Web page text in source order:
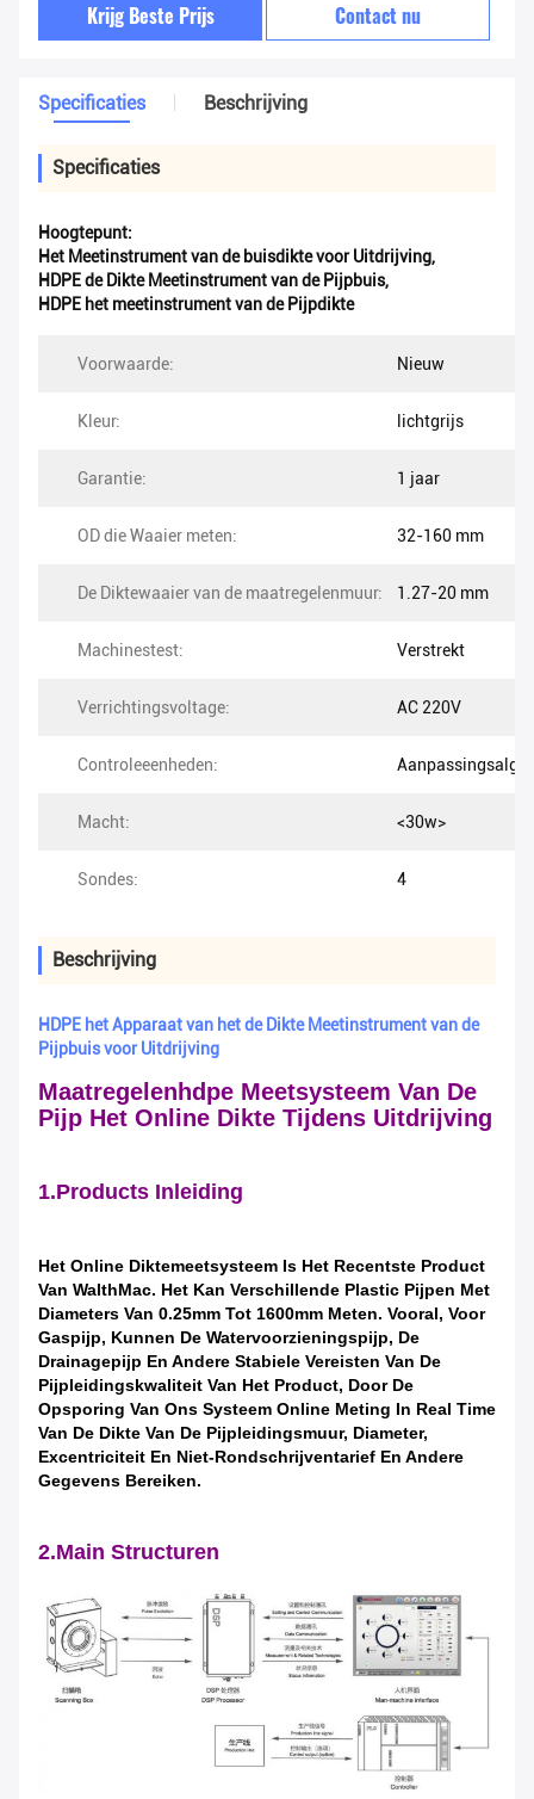
Krijg Beste Prijs Contact nu
Specificaties Beschrijving
Specificaties
Hoogtepunt:
Het Meetinstrument van de buisdikte voor Uitdrijving,
HDPE de Dikte Meetinstrument van de Pijpbuis,
HDPE het meetinstrument van de Pijpdikte
Voorwaarde: Nieuw
Kleur: lichtgrijs
Garantie: 1 jaar
OD die Waaier meten: 32-160 mm
De Diktewaaier van de maatregelenmuur: 1.27-20 mm
Machinestest: Verstrekt
Verrichtingsvoltage: AC 220V
Controleeenheden:
Macht: <30w>
Sondes: 4
Beschrijving
HDPE het Apparaat van het de Dikte Meetinstrument van de
Pijpbuis voor Uitdrijving
Maatregelenhdpe Meetsysteem Van De
Pijp Het Online Dikte Tijdens Uitdrijving
1.Products Inleiding
Het Online Diktemeetsysteem Is Het Recentste Product
Van WalthMac. Het Kan Verschillende Plastic Pijpen Met
Diameters Van 0.25mm Tot 1600mm Meten. Vooral, Voor
Gaspijp, Kunnen De Watervoorzieningspijp, De
Drainagepijp En Andere Stabiele Vereisten Van De
Pijpleidingskwaliteit Van Het Product, Door De
Opsporing Van Ons Systeem Online Meting In Real Time
Van De Dikte Van De Pijpleidingsmuur, Diameter,
Excentriciteit En Niet-Rondschrijventarief En Andere
Gegevens Bereiken.
2.Main Structuren